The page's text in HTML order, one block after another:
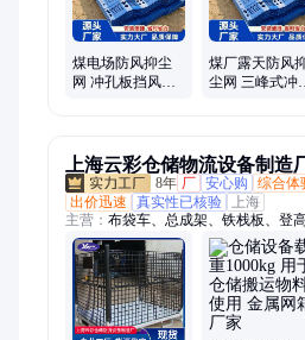
煤电场防风抑尘
网 冲孔板挡风墙
煤厂露天防风
尘网 三峰式冲
上海云彩仓储物流设备制造
8年 厂 安心购 综合体
出价迅速
真实性已核验
上海
主营： 布袋车、总成架、铁栈板、登
托盘、金属网、工具车、平板车、巧
位车、铁板箱、手推车、工作桌、料
储货架、制周转箱、物流台车、立式